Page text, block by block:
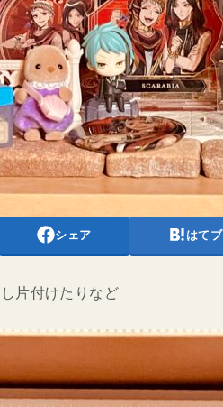
シェア はてブ
片付けたりなど